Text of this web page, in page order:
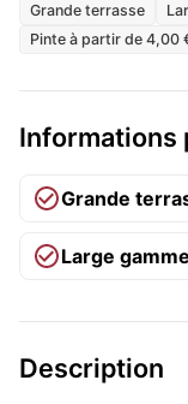
Grande terrasse
Pinte à partir de 4,00
Informations
Grande
Large
Description